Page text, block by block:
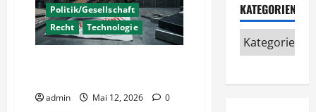
Politik/Gesellschaft
Recht
Technologie
admin Mai 12, 2026 0
KATEGORIEN